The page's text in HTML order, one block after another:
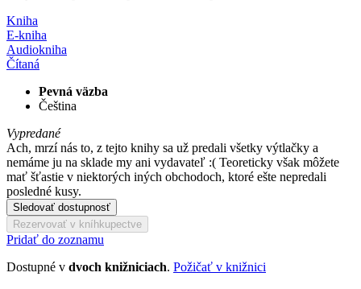
Kniha
E-kniha
Audiokniha
Čítaná
Pevná väzba
Čeština
Vypredané
Ach, mrzí nás to, z tejto knihy sa už predali všetky výtlačky a
nemáme ju na sklade my ani vydavateľ :( Teoreticky však môžete
mať šťastie v niektorých iných obchodoch, ktoré ešte nepredali
posledné kusy.
Sledovať dostupnosť
Rezervovať v kníhkupectve
Pridať do zoznamu
Dostupné v dvoch knižniciach. Požičať v knižnici